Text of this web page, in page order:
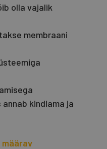
olla vajalik
membraani
kindlama ja